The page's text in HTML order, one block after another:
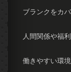
ブランクをカ
人間関係や福
働きやすい環